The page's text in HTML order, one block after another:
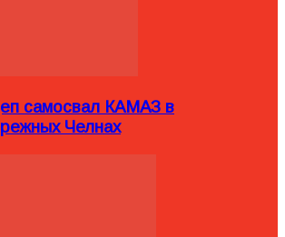
самосвал КАМАЗ в
Челнах